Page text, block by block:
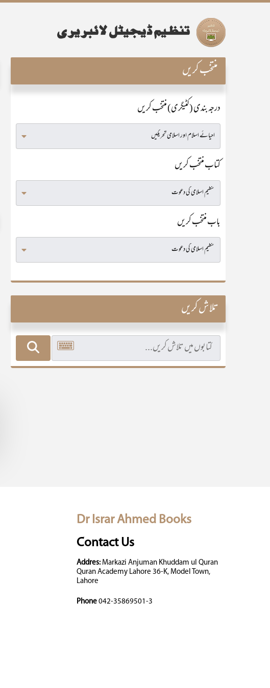
منتخب کریں
درجہ بندی (کٹیگری) منتخب کریں
کتاب منتخب کریں
باب منتخب کریں
تلاش کریں
Dr Israr Ahmed Books
Contact Us
Addres:Markazi Anjuman Khuddam ul Quran
Quran Academy Lahore 36-K, Model Town,
Lahore
Phone 042-35869501-3